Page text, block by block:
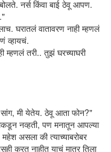
नर्स किंवा बाई ठेवू आपण.
घरातलं वातावरण नाही म्हणलं
व्हायचं.
तरी.. तुझं घरच्याघरी
मी येतेय. ठेवू आता फोन?"
नव्हती, पण मनातून आपल्या
असला की त्याच्याबरोबर
करत नाहीत याचं मात्र तिला